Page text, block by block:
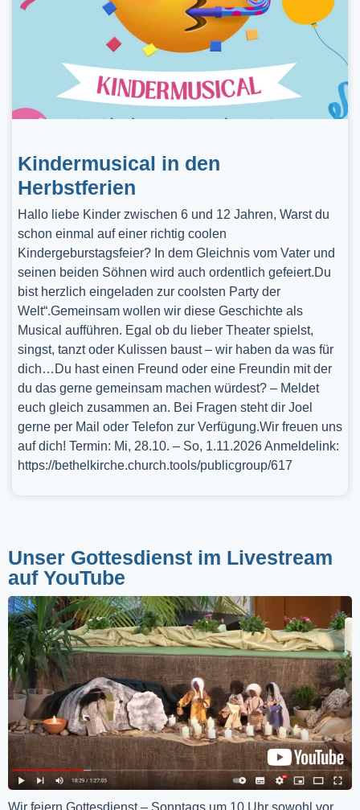
Kindermusical in den
Herbstferien
Hallo liebe Kinder zwischen 6 und 12 Jahren, Warst du
schon einmal auf einer richtig coolen
Kindergeburstagsfeier? In dem Gleichnis vom Vater und
seinen beiden Söhnen wird auch ordentlich gefeiert.Du
bist herzlich eingeladen zur coolsten Party der
Welt“.Gemeinsam wollen wir diese Geschichte als
Musical aufführen. Egal ob du lieber Theater spielst,
singst, tanzt oder Kulissen baust – wir haben da was für
dich…Du hast einen Freund oder eine Freundin mit der
du das gerne gemeinsam machen würdest? – Meldet
euch gleich zusammen an. Bei Fragen steht dir Joel
gerne per Mail oder Telefon zur Verfügung.Wir freuen uns
auf dich! Termin: Mi, 28.10. – So, 1.11.2026 Anmeldelink:
https://bethelkirche.church.tools/publicgroup/617
Unser Gottesdienst im Livestream
auf YouTube
Wir feiern Gottesdienst – Sonntags um 10 Uhr sowohl vor